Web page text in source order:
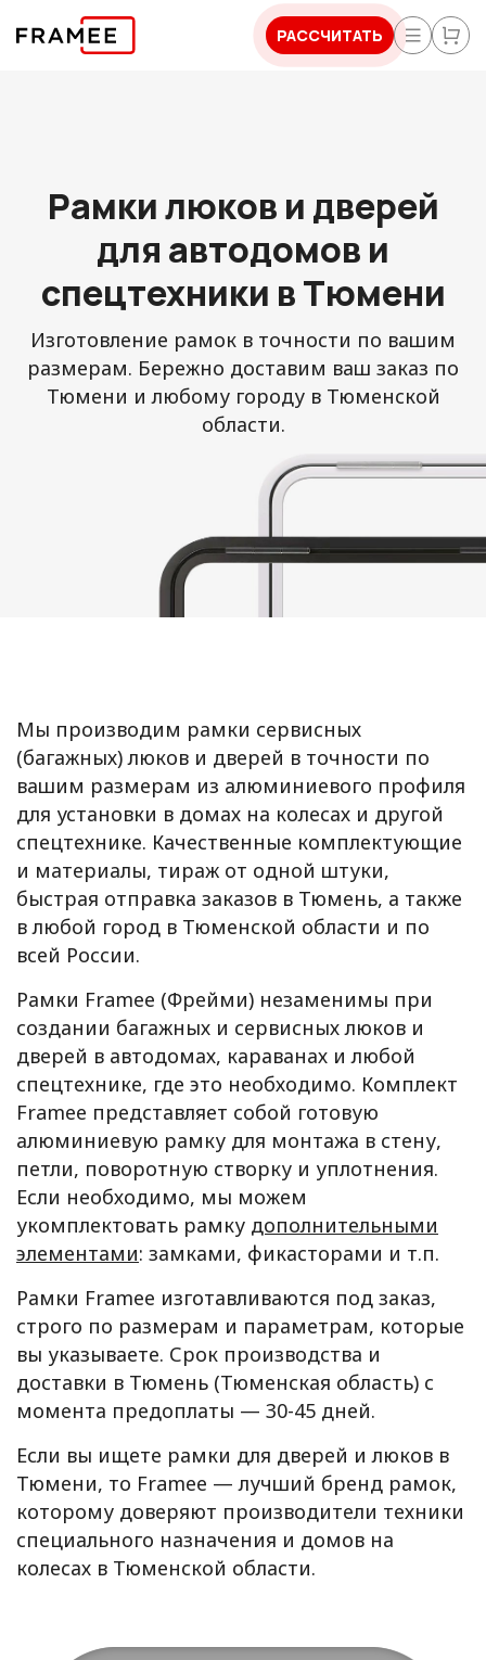
РАССЧИТАТЬ
Рамки люков и дверей
для автодомов и
спецтехники в Тюмени
Изготовление рамок в точности по вашим
размерам. Бережно доставим ваш заказ по
Тюмени и любому городу в Тюменской
области.
Мы производим рамки сервисных
(багажных) люков и дверей в точности по
вашим размерам из алюминиевого профиля
для установки в домах на колесах и другой
спецтехнике. Качественные комплектующие
и материалы, тираж от одной штуки,
быстрая отправка заказов в Тюмень, а также
в любой город в Тюменской области и по
всей России.
Рамки Framee (Фрейми) незаменимы при
создании багажных и сервисных люков и
дверей в автодомах, караванах и любой
спецтехнике, где это необходимо. Комплект
Framee представляет собой готовую
алюминиевую рамку для монтажа в стену,
петли, поворотную створку и уплотнения.
Если необходимо, мы можем
укомплектовать рамку дополнительными
элементами: замками, фикасторами и т.п.
Рамки Framee изготавливаются под заказ,
строго по размерам и параметрам, которые
вы указываете. Срок производства и
доставки в Тюмень (Тюменская область) с
момента предоплаты — 30-45 дней.
Если вы ищете рамки для дверей и люков в
Тюмени, то Framee — лучший бренд рамок,
которому доверяют производители техники
специального назначения и домов на
колесах в Тюменской области.